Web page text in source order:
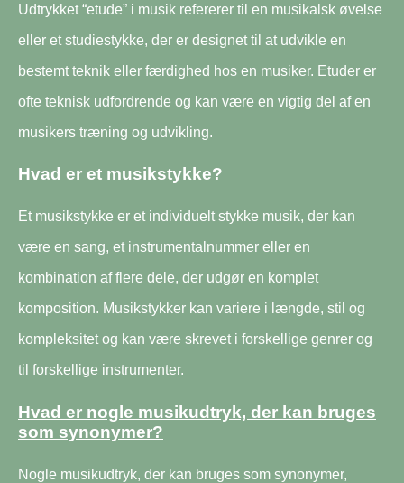
Udtrykket “etude” i musik refererer til en musikalsk øvelse
eller et studiestykke, der er designet til at udvikle en
bestemt teknik eller færdighed hos en musiker. Etuder er
ofte teknisk udfordrende og kan være en vigtig del af en
musikers træning og udvikling.
Hvad er et musikstykke?
Et musikstykke er et individuelt stykke musik, der kan
være en sang, et instrumentalnummer eller en
kombination af flere dele, der udgør en komplet
komposition. Musikstykker kan variere i længde, stil og
kompleksitet og kan være skrevet i forskellige genrer og
til forskellige instrumenter.
Hvad er nogle musikudtryk, der kan bruges
som synonymer?
Nogle musikudtryk, der kan bruges som synonymer,